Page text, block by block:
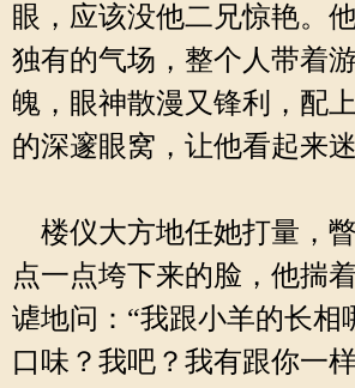
眼，应该没他二兄惊艳。
独有的气场，整个人带着
魄，眼神散漫又锋利，配
的深邃眼窝，让他看起来
楼仪大方地任她打量，
点一点垮下来的脸，他揣
谑地问：“我跟小羊的长相
口味？我吧？我有跟你一